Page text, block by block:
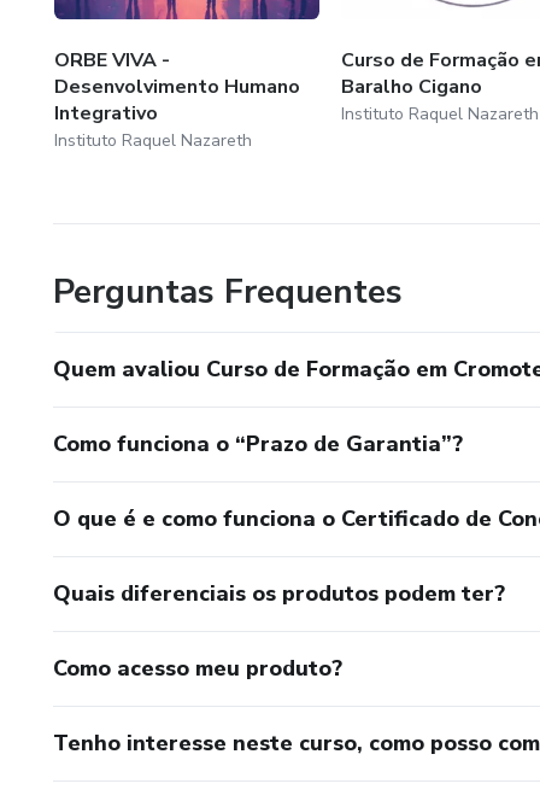
Um único lugar com tudo o que você precisa para
O holos do jeito certo: simples, completo e feito para
ORBE VIVA -
Desenvolvimento Humano
Integrativo
Instituto Raquel Nazareth
Curso de Formação
Baralho Cigano
Instituto Raquel Nazareth
Perguntas Frequentes
Quem avaliou Curso de Formação em
Como funciona o “Prazo de Garantia”?
O que é e como funciona o Certificado de
Quais diferenciais os produtos podem ter?
Como acesso meu produto?
Tenho interesse neste curso, como posso